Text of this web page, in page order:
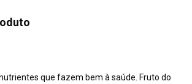
que fazem bem à saúde. Fruto do